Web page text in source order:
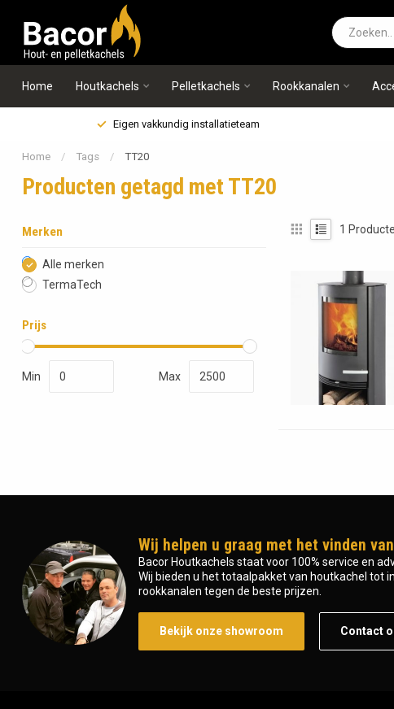
Home Houtkachels Pelletkachels Rookkanalen
Eigen vakkundig installatieteam
Home / Tags / TT20
Producten getagd met TT20
Merken
Alle merken
TermaTech
Prijs
Min Max
1
Wij helpen u graag met het vinden
Bacor Houtkachels staat voor 100% service en
Wij bieden u het totaalpakket van houtkachel tot
rookkanalen tegen de beste prijzen.
Bekijk onze showroom Contact